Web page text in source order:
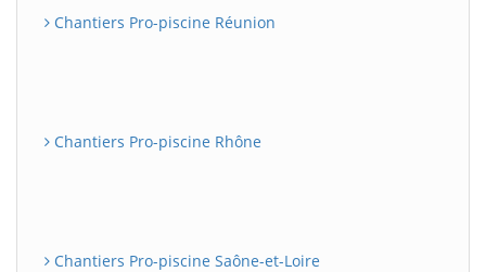
Chantiers Pro-piscine Réunion
Chantiers Pro-piscine Rhône
Chantiers Pro-piscine Saône-et-Loire